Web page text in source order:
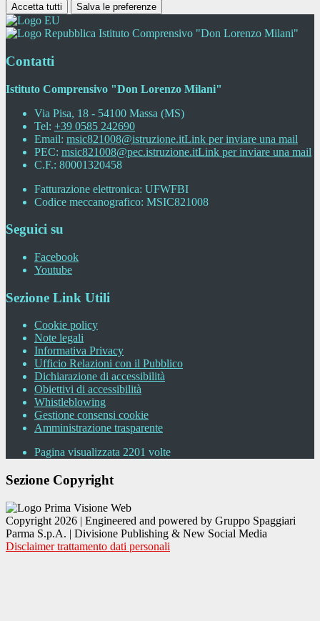
Accetta tutti Salva le preferenze
Istituto Comprensivo "Don Lorenzo Milani"
Contatti
Istituto Comprensivo "Don Lorenzo Milani"
Via Pisa, 18 - 54100 Massa (MS)
Tel: +39 0585 242690
Email: msic821008@istruzione.itLink per inviare una mail
PEC: msic821008@pec.istruzione.itLink per inviare una mail
C.F.: 80001320458
Fatturazione elettronica: UFWFBI
Codice meccanografico: MSIC821008
Seguici su
Facebook
Youtube
Sezione Link Utili
Cookie policy
Note legali
Informativa Privacy
Ufficio Relazioni con il Pubblico
Dichiarazione di accessibilità
Obiettivi di accessibilità
Whistleblowing
Gestione consensi cookie
Amministrazione trasparente
Pagina visualizzata 2201 volte
Sezione Copyright
Copyright 2026 | Engineered and powered by Gruppo Spaggiari
Parma S.p.A. | Divisione Publishing & New Social Media
Disclaimer trattamento dati personali